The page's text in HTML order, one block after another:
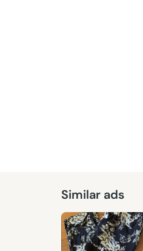
Similar ads